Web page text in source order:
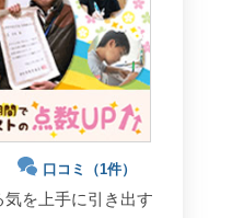
口コミ（1件）
気を上手に引き出す